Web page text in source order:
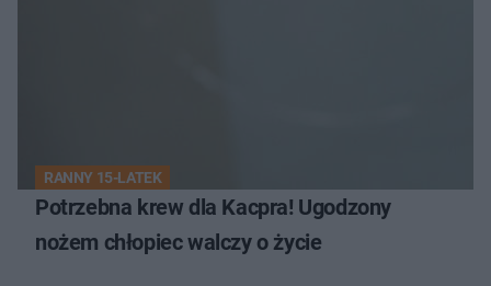
RANNY 15-LATEK
Potrzebna krew dla Kacpra! Ugodzony
nożem chłopiec walczy o życie